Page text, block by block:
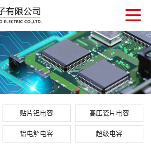
贴片钽电容 高压瓷片电容
铝电解电容 超级电容